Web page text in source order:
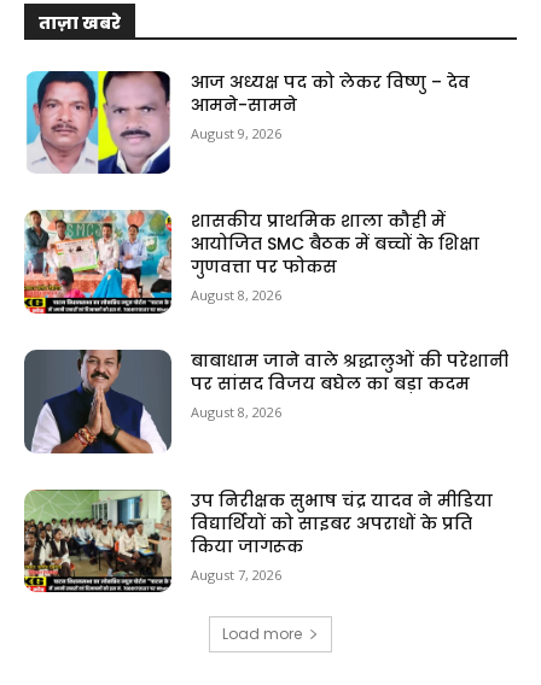
ताज़ा खबरे
आज अध्यक्ष पद को लेकर विष्णु – देव
आमने-सामने
August 9, 2026
शासकीय प्राथमिक शाला कौही में
आयोजित SMC बैठक में बच्चों के शिक्षा
गुणवत्ता पर फोकस
August 8, 2026
बाबाधाम जाने वाले श्रद्धालुओं की परेशानी
पर सांसद विजय बघेल का बड़ा कदम
August 8, 2026
उप निरीक्षक सुभाष चंद्र यादव ने मीडिया
विद्यार्थियों को साइबर अपराधों के प्रति
किया जागरूक
August 7, 2026
Load more